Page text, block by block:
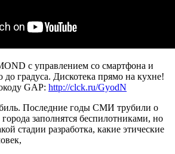
с управлением со смартфона и
до градуса. Дискотека прямо на кухне!
GAP: http://clck.ru/GyodN
Последние годы СМИ трубили о
заполнятся беспилотниками, но
стадии разработка, какие этические